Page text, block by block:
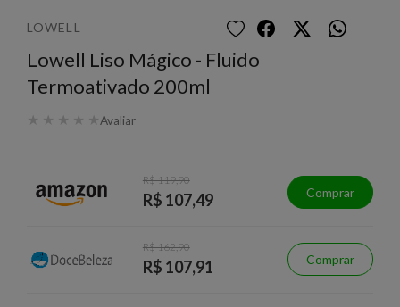
LOWELL
Lowell Liso Mágico - Fluido
Termoativado 200ml
★ ★ ★ ★ ★Avaliar
R$ 119,90
R$ 107,49 Comprar
R$ 162,90
R$ 107,91 Comprar